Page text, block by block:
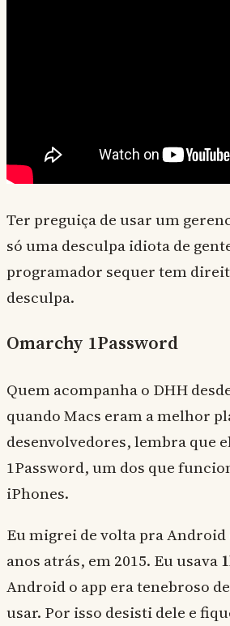
Ter preguiça de usar um
só uma desculpa idiota de
programador sequer tem
desculpa.
Omarchy 1Password
Quem acompanha o DHH
quando Macs eram a melhor
desenvolvedores, lembra que
1Password, um dos que
iPhones.
Eu migrei de volta pra
anos atrás, em 2015. Eu usava
Android o app era tenebroso
usar. Por isso desisti dele e